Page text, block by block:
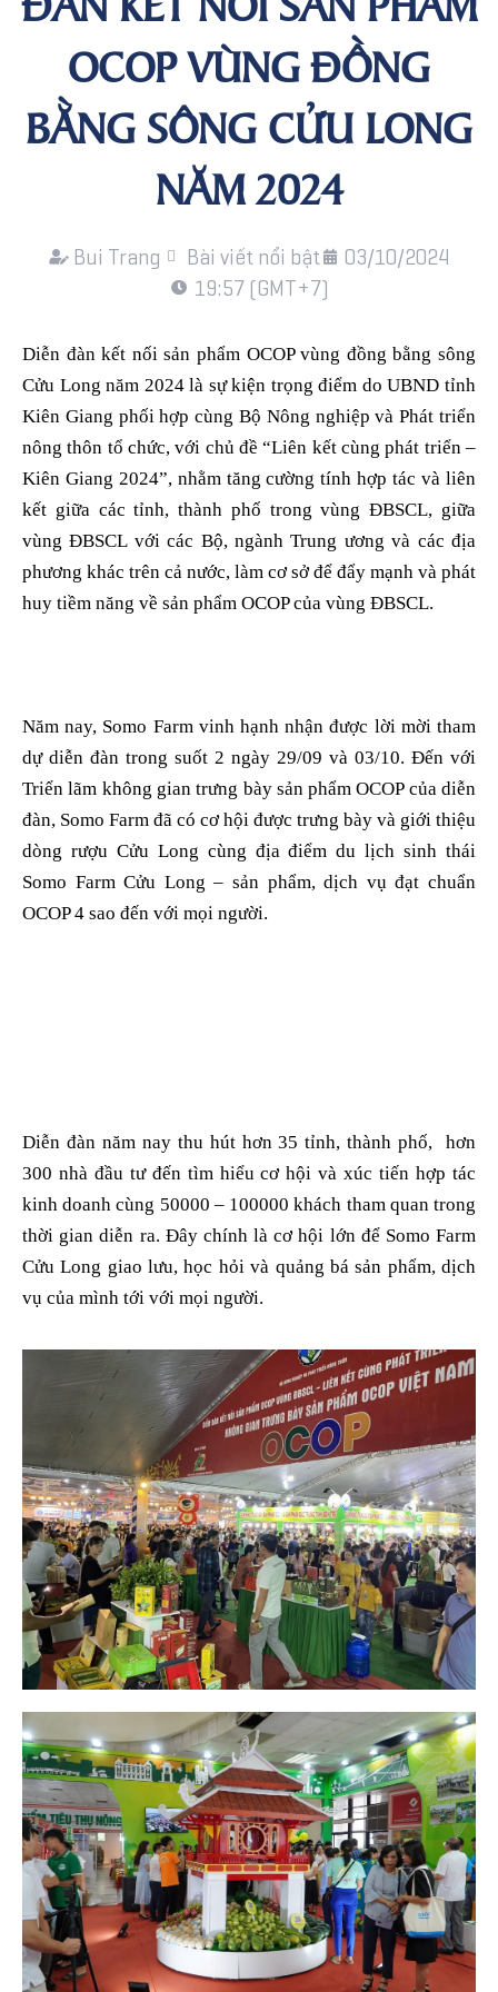
OCOP VÙNG ĐỒNG
BẰNG SÔNG CỬU LONG
NĂM 2024
Bui Trang Bài viết nổi bật
03/10/2024
19:57 (GMT+7)
Diễn đàn kết nối sản phẩm OCOP vùng đồng bằng sông
Cửu Long năm 2024 là sự kiện trọng điểm do UBND tỉnh
Kiên Giang phối hợp cùng Bộ Nông nghiệp và Phát triển
nông thôn tổ chức, với chủ đề “Liên kết cùng phát triển –
Kiên Giang 2024”, nhằm tăng cường tính hợp tác và liên
kết giữa các tỉnh, thành phố trong vùng ĐBSCL, giữa
vùng ĐBSCL với các Bộ, ngành Trung ương và các địa
phương khác trên cả nước, làm cơ sở để đẩy mạnh và phát
huy tiềm năng về sản phẩm OCOP của vùng ĐBSCL.
Năm nay, Somo Farm vinh hạnh nhận được lời mời tham
dự diễn đàn trong suốt 2 ngày 29/09 và 03/10. Đến với
Triển lãm không gian trưng bày sản phẩm OCOP của diễn
đàn, Somo Farm đã có cơ hội được trưng bày và giới thiệu
dòng rượu Cửu Long cùng địa điểm du lịch sinh thái
Somo Farm Cửu Long – sản phẩm, dịch vụ đạt chuẩn
OCOP 4 sao đến với mọi người.
Diễn đàn năm nay thu hút hơn 35 tỉnh, thành phố, hơn
300 nhà đầu tư đến tìm hiểu cơ hội và xúc tiến hợp tác
kinh doanh cùng 50000 – 100000 khách tham quan trong
thời gian diễn ra. Đây chính là cơ hội lớn để Somo Farm
Cửu Long giao lưu, học hỏi và quảng bá sản phẩm, dịch
vụ của mình tới với mọi người.